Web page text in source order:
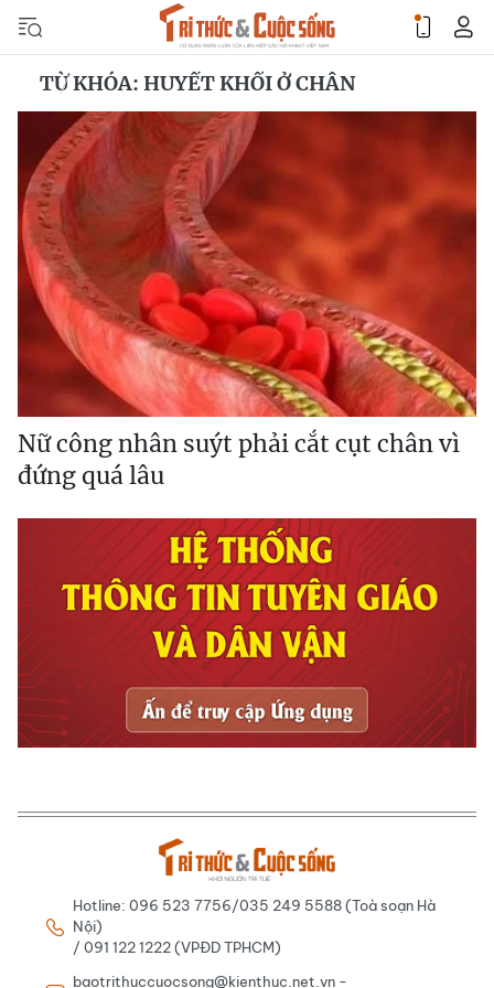
TỪ KHÓA: HUYẾT KHỐI Ở CHÂN
Nữ công nhân suýt phải cắt cụt chân vì
đứng quá lâu
Hotline: 096 523 7756/035 249 5588 (Toà soạn Hà
Nội)
/ 091 122 1222 (VPĐD TPHCM)
baotrithuccuocsong@kienthuc.net.vn -